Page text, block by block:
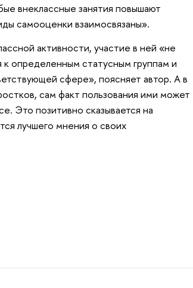
внеклассные занятия повышают
самооценки взаимосвязаны».
активности, участие в ней «не
определенным статусным группам и
сфере», поясняет автор. А в
сам факт пользования ими может
Это позитивно сказывается на
лучшего мнения о своих